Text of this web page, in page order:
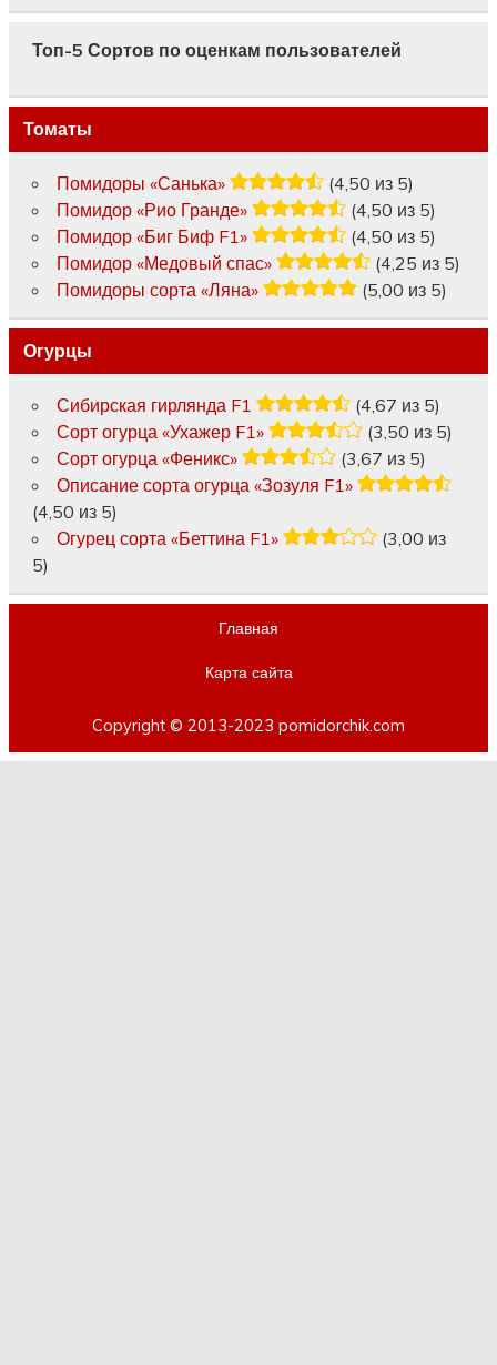
Топ-5 Сортов по оценкам пользователей
Томаты
Помидоры «Санька»
(4,50 из 5)
Помидор «Рио Гранде»
(4,50 из 5)
Помидор «Биг Биф F1»
(4,50 из 5)
Помидор «Медовый спас»
(4,25 из 5)
Помидоры сорта «Ляна»
(5,00 из 5)
Огурцы
Сибирская гирлянда F1
(4,67 из 5)
Сорт огурца «Ухажер F1»
(3,50 из 5)
Сорт огурца «Феникс»
(3,67 из 5)
Описание сорта огурца «Зозуля F1»
(4,50 из 5)
Огурец сорта «Беттина F1»
(3,00 из
5)
Главная
Карта сайта
Copyright © 2013-2023 pomidorchik.com